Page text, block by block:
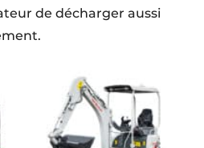
de décharger aussi